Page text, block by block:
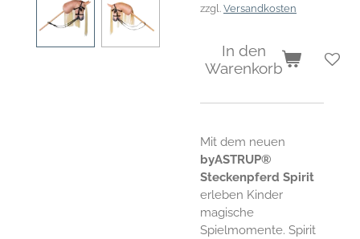
zzgl. Versandkosten
In den
Warenkorb
Mit dem neuen
byASTRUP®
Steckenpferd Spirit
erleben Kinder
magische
Spielmomente. Spirit